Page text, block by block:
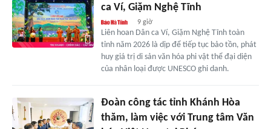
ca Ví, Giặm Nghệ Tĩnh
9 giờ
Liên hoan Dân ca Ví, Giặm Nghệ Tĩnh toàn
tỉnh năm 2026 là dịp để tiếp tục bảo tồn, phát
huy giá trị di sản văn hóa phi vật thể đại diện
của nhân loại được UNESCO ghi danh.
Đoàn công tác tỉnh Khánh Hòa
thăm, làm việc với Trung tâm Văn